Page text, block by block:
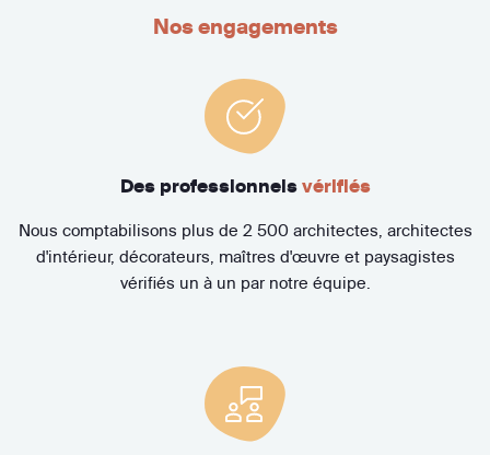
Nos engagements
Des professionnels vérifiés
Nous comptabilisons plus de 2 500 architectes, architectes
d'intérieur, décorateurs, maîtres d'œuvre et paysagistes
vérifiés un à un par notre équipe.